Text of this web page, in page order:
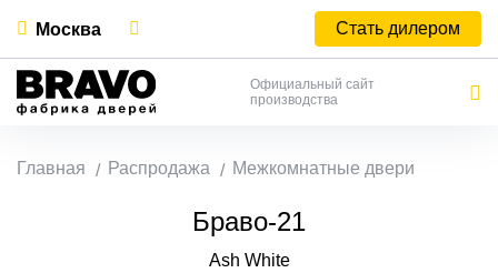
Москва Стать дилером
Официальный сайт
производства
Главная Распродажа Межкомнатные двери
Браво-21
Ash White